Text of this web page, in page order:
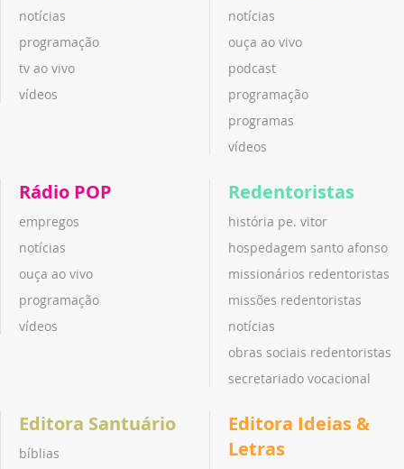
notícias
programação
tv ao vivo
vídeos
notícias
ouça ao vivo
podcast
programação
programas
vídeos
Rádio POP
empregos
notícias
ouça ao vivo
programação
vídeos
Redentoristas
história pe. vitor
hospedagem santo afonso
missionários redentoristas
missões redentoristas
notícias
obras sociais redentoristas
secretariado vocacional
Editora Santuário
bíblias
Editora Ideias &
Letras